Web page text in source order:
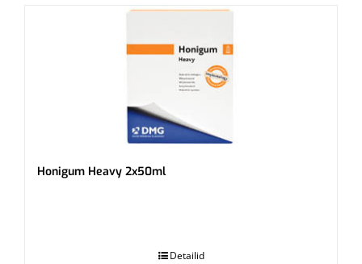
Honigum Heavy 2x50ml
Detailid